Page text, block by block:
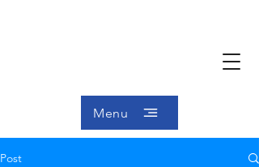
Menu
Post